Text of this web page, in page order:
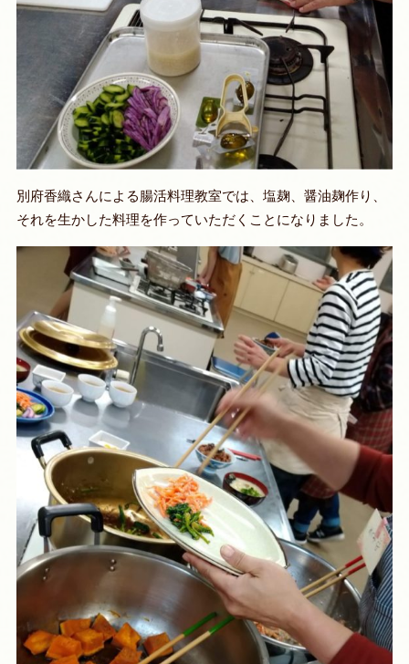
別府香織さんによる腸活料理教室では、塩麹、醤油麹作り、
それを生かした料理を作っていただくことになりました。